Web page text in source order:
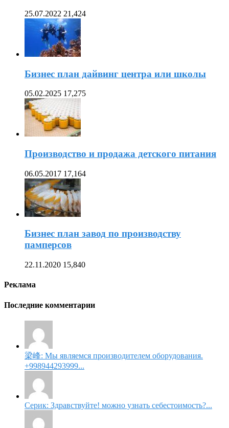
25.07.2022 21,424
Бизнес план дайвинг центра или школы
05.02.2025 17,275
Производство и продажа детского питания
06.05.2017 17,164
Бизнес план завод по производству
памперсов
22.11.2020 15,840
Реклама
Последние комментарии
梁峰: Мы являемся производителем оборудования.
+998944293999...
Серик: Здравствуйте! можно узнать себестоимость?...